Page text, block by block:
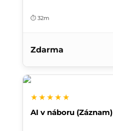
⏱️ 32m
Zdarma
★★★★★
AI v náboru (Záznam)